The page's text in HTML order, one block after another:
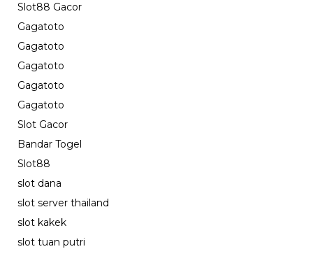
Slot88 Gacor
Gagatoto
Gagatoto
Gagatoto
Gagatoto
Gagatoto
Slot Gacor
Bandar Togel
Slot88
slot dana
slot server thailand
slot kakek
slot tuan putri